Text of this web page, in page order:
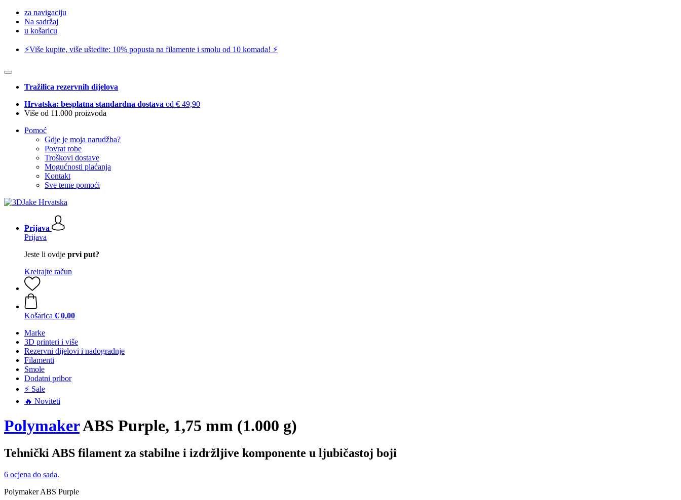
za navigaciju
Na sadržaj
u košaricu
⚡️Više kupite, više uštedite: 10% popusta na filamente i smolu od 10 komada! ⚡️
Tražilica rezervnih dijelova
Hrvatska: besplatna standardna dostava od € 49,90
Više od 11.000 proizvoda
Pomoć
Gdje je moja narudžba?
Povrat robe
Troškovi dostave
Mogućnosti plaćanja
Kontakt
Sve teme pomoći
Prijava
Prijava
Jeste li ovdje prvi put?
Kreirajte račun
Košarica € 0,00
Marke
3D printeri i više
Rezervni dijelovi i nadogradnje
Filamenti
Smole
Dodatni pribor
⚡ Sale
🔥 Noviteti
PolymakerABS Purple, 1,75 mm (1.000 g)
Tehnički ABS filament za stabilne i izdržljive komponente u ljubičastoj boji
6 ocjena do sada.
Polymaker ABS Purple